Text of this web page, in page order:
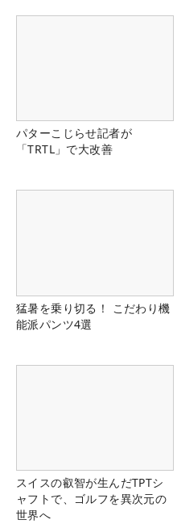
パターこじらせ記者が
「TRTL」で大改善
猛暑を乗り切る！ こだわり機
能派パンツ4選
スイスの叡智が生んだTPTシ
ャフトで、ゴルフを異次元の
世界へ